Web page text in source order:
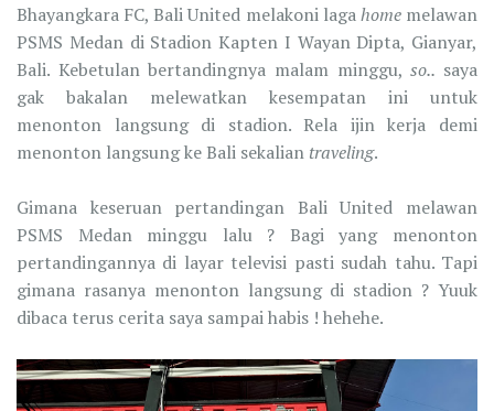
Bhayangkara FC, Bali United melakoni lagahomemelawan
PSMS Medan di Stadion Kapten I Wayan Dipta, Gianyar,
Bali. Kebetulan bertandingnya malam minggu,so.. saya
gak bakalan melewatkan kesempatan ini untuk
menonton langsung di stadion. Rela ijin kerja demi
menonton langsung ke Bali sekalian traveling.
Gimana keseruan pertandingan Bali United melawan
PSMS Medan minggu lalu ? Bagi yang menonton
pertandingannya di layar televisi pasti sudah tahu. Tapi
gimana rasanya menonton langsung di stadion ? Yuuk
dibaca terus cerita saya sampai habis ! hehehe.